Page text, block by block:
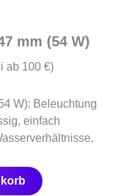
mm (54 W)
ab 100 €)
W): Beleuchtung
einfach